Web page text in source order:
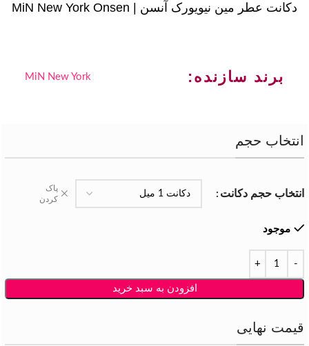
دکانت عطر مین نیویورک آنسن | MiN New York Onsen
برند سازنده: MiN New York
انتخاب حجم
انتخاب حجم دکانت
پاک
کردن
موجود
افزودن به سبد خرید
قیمت نهایی